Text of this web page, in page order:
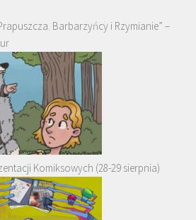
Barbarzyńcy i Rzymianie” –
Komiksowych (28-29 sierpnia)